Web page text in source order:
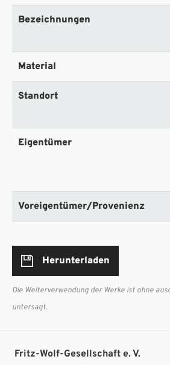
Bezeichnungen
Material
Standort
Eigentümer
Voreigentümer/Provenienz
Herunterladen
Die Weiterverwendung der Werke ist ohne
untersagt.
Fritz-Wolf-Gesellschaft e. V.